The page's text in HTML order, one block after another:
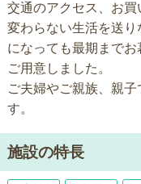
交通のアクセス、お
変わらない生活を送
になっても最期まで
ご用意しました。
ご夫婦やご親族、親
す。
施設の特長